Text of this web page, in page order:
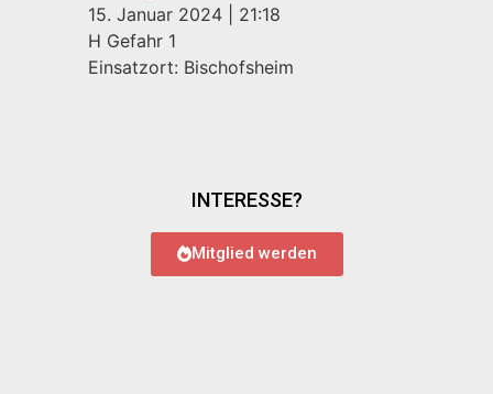
15. Januar 2024
21:18
H Gefahr 1
Einsatzort: Bischofsheim
INTERESSE?
Mitglied werden